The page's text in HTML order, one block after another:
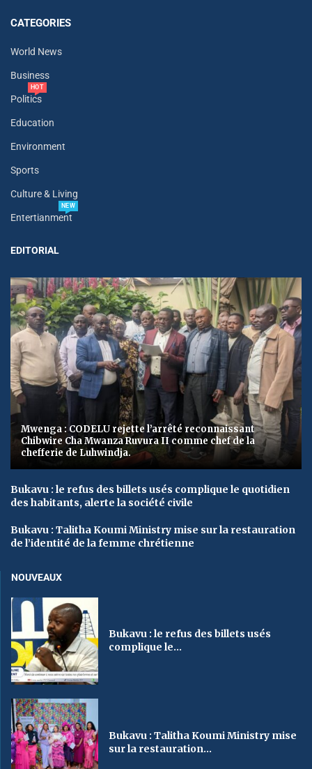
CATEGORIES
World News
Business
Politics
HOT
Education
Environment
Sports
Culture & Living
Entertianment
NEW
EDITORIAL
Mwenga : CODELU rejette l’arrêté reconnaissant
Chibwire Cha Mwanza Ruvura II comme chef de la
chefferie de Luhwindja.
Bukavu : le refus des billets usés complique le quotidien
des habitants, alerte la société civile
Bukavu : Talitha Koumi Ministry mise sur la restauration
de l’identité de la femme chrétienne
NOUVEAUX
Bukavu : le refus des billets usés
complique le...
Bukavu : Talitha Koumi Ministry mise
sur la restauration...